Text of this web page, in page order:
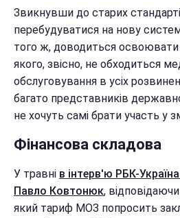
Звикнувши до старих
перебудуватися на нову
того ж, доводиться
якого, звісно, не обходиться
обслуговування в усіх
багато представників
не хочуть самі брати участь у
Фінансова складова
У травні в інтерв'ю РБК-
Павло Ковтонюк,
який тариф МОЗ попросить